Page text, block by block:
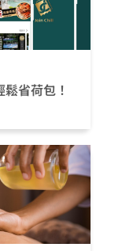
省荷包！